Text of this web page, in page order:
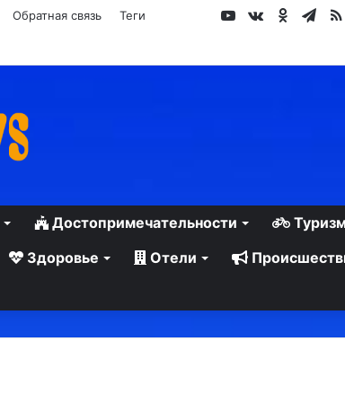
Обратная связь Теги vk.com
YouTube
Достопримечательности
Здоровье Отели